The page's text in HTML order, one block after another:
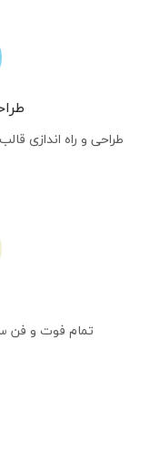
طراحی و راه اندازی
تمام فوت و فن